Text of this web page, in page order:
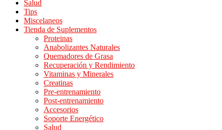
Salud
Tips
Miscelaneos
Tienda de Suplementos
Proteinas
Anabolizantes Naturales
Quemadores de Grasa
Recuperación y Rendimiento
Vitaminas y Minerales
Creatinas
Pre-entrenamiento
Post-entrenamiento
Accesorios
Soporte Energético
Salud